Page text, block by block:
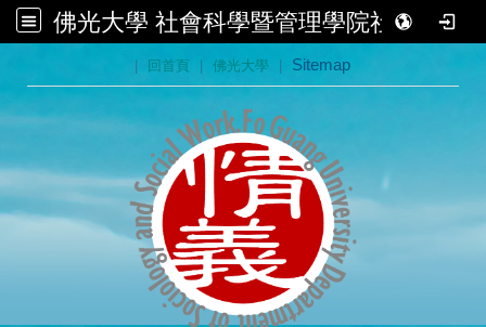
佛光大學 社會科學暨管理學院社會學系
| 回首頁 | 佛光大學 | Sitemap